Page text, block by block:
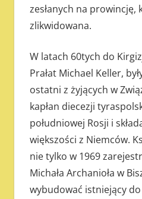
zesłanych na prowincję,
zlikwidowana.
W latach 60tych do
Prałat Michael Keller,
ostatni z żyjących w
kapłan diecezji
południowej Rosji i
większości z Niemców.
nie tylko w 1969
Michała Archanioła w
wybudować istniejący